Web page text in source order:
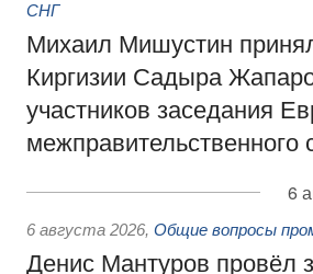
СНГ
Михаил Мишустин
Киргизии Садыра
участников заседания
межправительственного
6
6 августа 2026, Общие вопросы
Денис Мантуров провёл